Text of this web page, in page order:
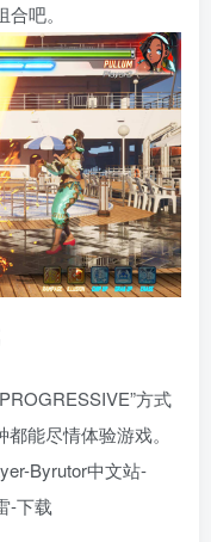
吧。
方式
能尽情体验游戏。